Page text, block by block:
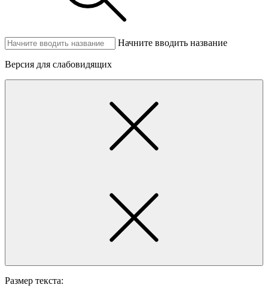
Начните вводить название
Версия для слабовидящих
Размер текста: